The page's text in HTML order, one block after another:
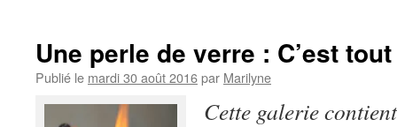
Une perle de verre : C’est
Publié le mardi 30 août 2016par Marilyne
Cette galerie